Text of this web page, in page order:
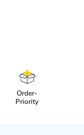
Order-
Priority